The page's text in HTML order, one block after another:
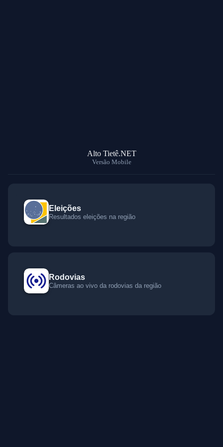
Alto Tietê.NET
Versão Mobile
Eleições
Resultados eleições na região
Rodovias
Câmeras ao vivo da rodovias da região